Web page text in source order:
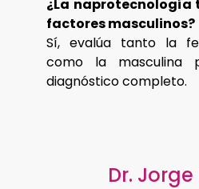
¿La naprotecnología
factores masculinos?
Sí, evalúa tanto la
como la masculina
diagnóstico completo.
Dr.